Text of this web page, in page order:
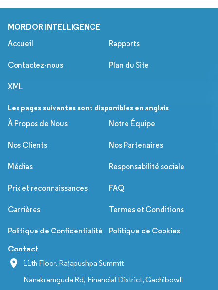
MORDOR INTELLIGENCE
Accueil Rapports
Contactez-nous Plan du Site
XML
Les pages suivantes sont disponibles en anglais
À Propos de Nous
Notre Équipe
Nos Clients Nos Partenaires
Médias Responsabilité sociale
Prix et reconnaissances FAQ
Carrières Termes et Conditions
Politique de Confidentialité Politique de Cookies
Contact
11th Floor, Rajapushpa Summit
Nanakramguda Rd, Financial District, Gachibowli